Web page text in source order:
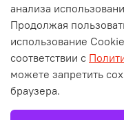
Мы в соц. сетях
анализа
Продолжая
использование
соответствии с
можете запретить
браузера.